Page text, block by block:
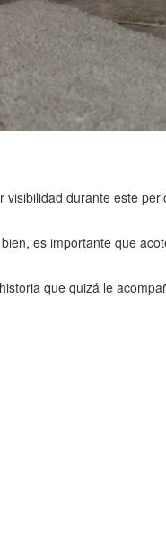
visibilidad durante este
es importante que
que quizá le